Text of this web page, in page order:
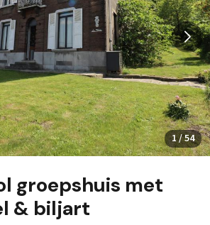
1 / 54
groepshuis met
& biljart